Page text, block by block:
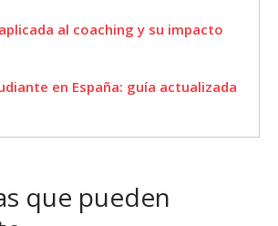
al coaching y su impacto
en España: guía actualizada
que pueden